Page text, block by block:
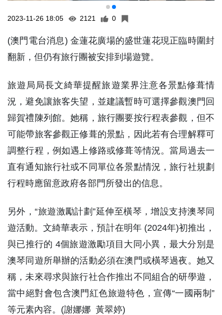
2023-11-26 18:05 2121 0
(澳門電台消息) 金蓮花廣場的盛世蓮花現正臨時圍封
翻新，但仍有旅行團被安排到場遊覽。
旅遊局局長文綺華提醒旅遊業界注意各景點修葺情
況，避免讓旅客失望，並建議暫時可選擇參觀澳門回
歸賀禮陳列館。她稱，旅行團要按行程表參觀，但不
可能帶旅客參觀正修葺的景點，因此若有合理解釋可
調整行程，例如遇上修路或修葺等情況。當局過去一
直有通知旅行社或不同單位各景點情況，旅行社規劃
行程時應留意政府各部門所發出的信息。
另外，“旅遊激勵計劃”延伸至橫琴，增設支持澳琴同
遊活動。文綺華表示，預計在明年 (2024年)初推出，
與已推行的 4個旅遊激勵項目大同小異，最大分別是
澳琴同遊所舉辦的活動必須在澳門或橫琴過夜。她又
稱，未來尋求與旅行社合作推出不同組合的研學遊，
當中絕對會包含澳門紅色旅遊特色，宣傳“一國兩制”
等元素內容。(謝娜娜 黃翠婷)